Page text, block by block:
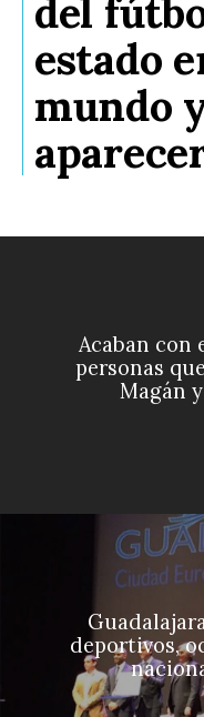
del
estado
mundo
Acaban con
personas
Magán
deportivos,